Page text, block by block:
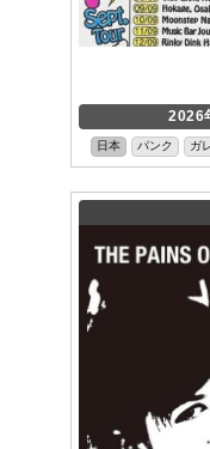
2026
日本 パンク ガ